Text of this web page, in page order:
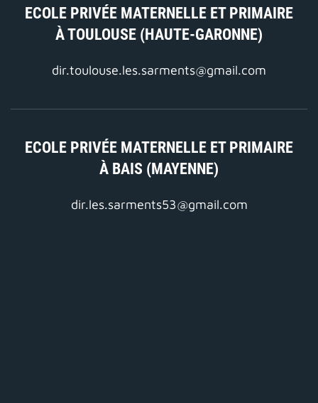
ECOLE PRIVÉE MATERNELLE ET PRIMAIRE
À TOULOUSE (HAUTE-GARONNE)
dir.toulouse.les.sarments@gmail.com
ECOLE PRIVÉE MATERNELLE ET PRIMAIRE
À BAIS (MAYENNE)
dir.les.sarments53@gmail.com